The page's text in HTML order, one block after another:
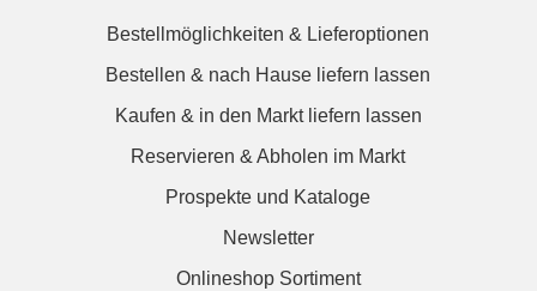
Bestellmöglichkeiten & Lieferoptionen
Bestellen & nach Hause liefern lassen
Kaufen & in den Markt liefern lassen
Reservieren & Abholen im Markt
Prospekte und Kataloge
Newsletter
Onlineshop Sortiment